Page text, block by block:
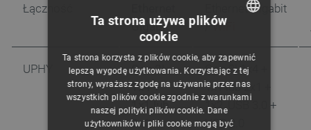
Łączność
Gigabit
Ethernet Gigabit
/WiFi
UPHY
Gen 2|
1x4 +
1x1 lub
2x1 +
Gen 2| 1x4 +
1x1 lub 2x1 +
1x2, USB 3.0 +
USB 2.0
CZECH
ENGLISH
GERMAN
Ta strona używa plików
cookie
Ta strona korzysta z plików cookie, aby zapewnić
lepszą wygodę użytkowania. Korzystając z tej
strony, wyrażasz zgodę na używanie przez nas
wszystkich plików cookie zgodnie z warunkami
naszej polityki plików cookie. Dane
użytkowników i pliki cookie mogą być